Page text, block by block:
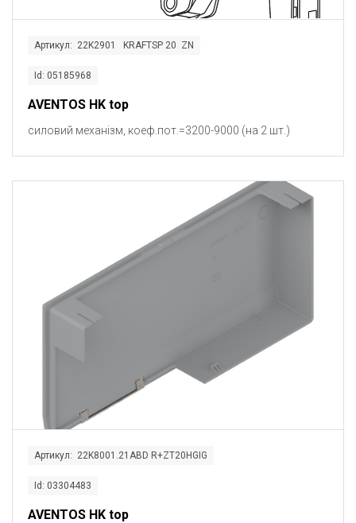
Артикул: 22K2901 KRAFTSP 20 ZN
Id: 05185968
AVENTOS HK top
силовий механізм, коеф.пот.=3200-9000 (на 2 шт.)
Артикул: 22K8001.21ABD R+ZT20HGIG
Id: 03304483
AVENTOS HK top